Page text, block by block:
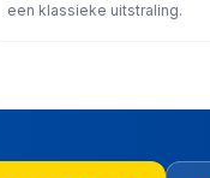
een klassieke uitstraling.